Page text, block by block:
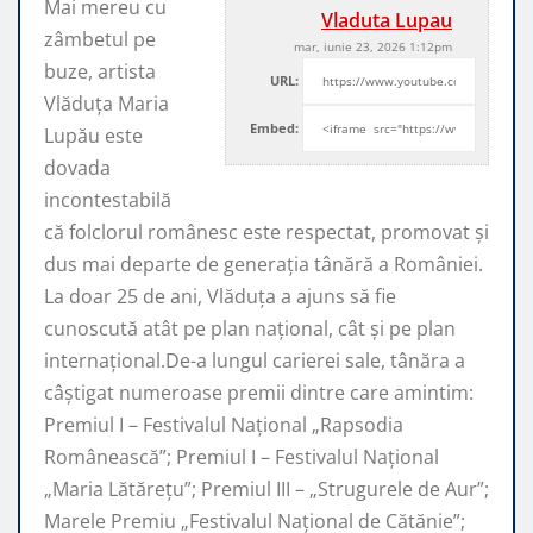
Vladuta Lupau
mar, iunie 23, 2026 1:12pm
URL:
Embed:
Mai mereu cu
zâmbetul pe
buze, artista
Vlăduța Maria
Lupău este
dovada
incontestabilă
că folclorul românesc este respectat, promovat şi
dus mai departe de generaţia tânără a României.
La doar 25 de ani, Vlăduța a ajuns să fie
cunoscută atât pe plan naţional, cât şi pe plan
internaţional.De-a lungul carierei sale, tânăra a
câştigat numeroase premii dintre care amintim:
Premiul I – Festivalul Național „Rapsodia
Românească”; Premiul I – Festivalul Național
„Maria Lătărețu”; Premiul III – „Strugurele de Aur”;
Marele Premiu „Festivalul Național de Cătănie”;